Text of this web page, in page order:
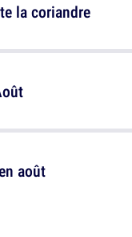
la coriandre
août